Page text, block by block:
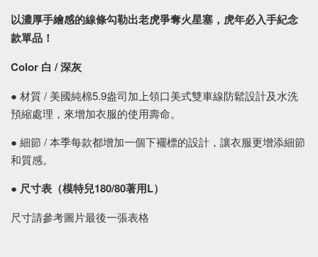
以濃厚手繪感的線條勾勒出老虎爭奪火星塞，虎年必入手紀念
款單品！
Color 白 / 深灰
● 材質 / 美國純棉5.9盎司加上領口美式雙車線防鬆設計及水洗
預縮處理，來增加衣服的使用壽命。
● 細節 / 本季每款都增加一個下襬標的設計，讓衣服更增添細節
和質感。
● 尺寸表（模特兒180/80著用L）
尺寸請參考圖片最後一張表格